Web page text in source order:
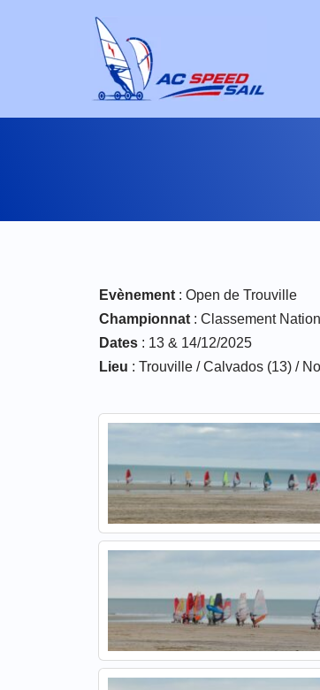
Evènement : Open de Trouville
Championnat : Classement
Dates : 13 & 14/12/2025
Lieu : Trouville / Calvados (13) /